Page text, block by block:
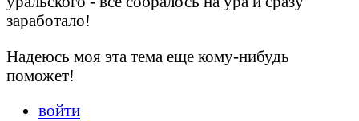
заработало!
Надеюсь моя эта тема еще кому-нибудь
поможет!
войти